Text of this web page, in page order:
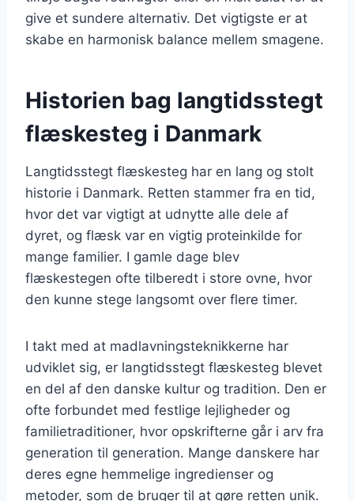
give et sundere alternativ. Det vigtigste er at
skabe en harmonisk balance mellem smagene.
Historien bag langtidsstegt
flæskesteg i Danmark
Langtidsstegt flæskesteg har en lang og stolt
historie i Danmark. Retten stammer fra en tid,
hvor det var vigtigt at udnytte alle dele af
dyret, og flæsk var en vigtig proteinkilde for
mange familier. I gamle dage blev
flæskestegen ofte tilberedt i store ovne, hvor
den kunne stege langsomt over flere timer.
I takt med at madlavningsteknikkerne har
udviklet sig, er langtidsstegt flæskesteg blevet
en del af den danske kultur og tradition. Den er
ofte forbundet med festlige lejligheder og
familietraditioner, hvor opskrifterne går i arv fra
generation til generation. Mange danskere har
deres egne hemmelige ingredienser og
metoder, som de bruger til at gøre retten unik.